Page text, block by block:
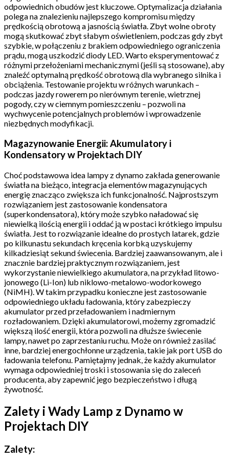
odpowiednich obudów jest kluczowe. Optymalizacja działania
polega na znalezieniu najlepszego kompromisu między
prędkością obrotową a jasnością światła. Zbyt wolne obroty
mogą skutkować zbyt słabym oświetleniem, podczas gdy zbyt
szybkie, w połączeniu z brakiem odpowiedniego ograniczenia
prądu, mogą uszkodzić diody LED. Warto eksperymentować z
różnymi przełożeniami mechanicznymi (jeśli są stosowane), aby
znaleźć optymalną prędkość obrotową dla wybranego silnika i
obciążenia. Testowanie projektu w różnych warunkach –
podczas jazdy rowerem po nierównym terenie, wietrznej
pogody, czy w ciemnym pomieszczeniu – pozwoli na
wychwycenie potencjalnych problemów i wprowadzenie
niezbędnych modyfikacji.
Magazynowanie Energii: Akumulatory i
Kondensatory w Projektach DIY
Choć podstawowa idea lampy z dynamo zakłada generowanie
światła na bieżąco, integracja elementów magazynujących
energię znacząco zwiększa ich funkcjonalność. Najprostszym
rozwiązaniem jest zastosowanie kondensatora
(superkondensatora), który może szybko naładować się
niewielką ilością energii i oddać ją w postaci krótkiego impulsu
światła. Jest to rozwiązanie idealne do prostych latarek, gdzie
po kilkunastu sekundach kręcenia korbką uzyskujemy
kilkadziesiąt sekund świecenia. Bardziej zaawansowanym, ale i
znacznie bardziej praktycznym rozwiązaniem, jest
wykorzystanie niewielkiego akumulatora, na przykład litowo-
jonowego (Li-Ion) lub niklowo-metalowo-wodorkowego
(NiMH). W takim przypadku konieczne jest zastosowanie
odpowiedniego układu ładowania, który zabezpieczy
akumulator przed przeładowaniem i nadmiernym
rozładowaniem. Dzięki akumulatorowi, możemy zgromadzić
większą ilość energii, która pozwoli na dłuższe świecenie
lampy, nawet po zaprzestaniu ruchu. Może on również zasilać
inne, bardziej energochłonne urządzenia, takie jak port USB do
ładowania telefonu. Pamiętajmy jednak, że każdy akumulator
wymaga odpowiedniej troski i stosowania się do zaleceń
producenta, aby zapewnić jego bezpieczeństwo i długą
żywotność.
Zalety i Wady Lamp z Dynamo w
Projektach DIY
Zalety: